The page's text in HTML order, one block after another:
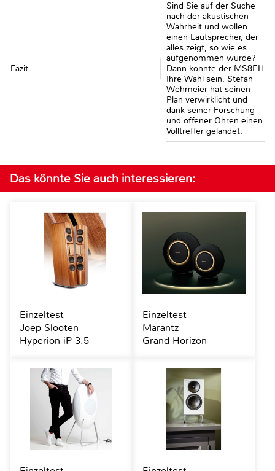
Fazit
Sind Sie auf der Suche
nach der akustischen
Wahrheit und wollen
einen Lautsprecher, der
alles zeigt, so wie es
aufgenommen wurde?
Dann könnte der MS8EH
Ihre Wahl sein. Stefan
Wehmeier hat seinen
Plan verwirklicht und
dank seiner Forschung
und offener Ohren einen
Volltreffer gelandet.
Das könnte Sie auch interessieren:
Einzeltest
Joep Slooten
Hyperion iP 3.5
Einzeltest
Marantz
Grand Horizon